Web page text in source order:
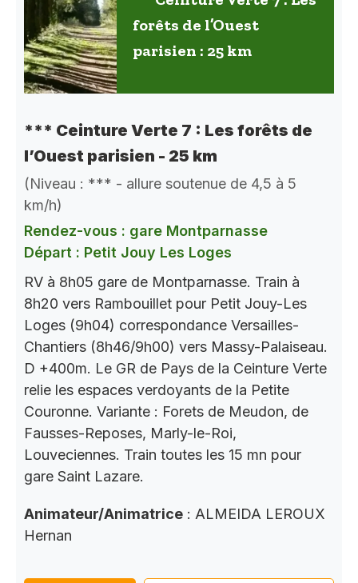
forêts de l’Ouest
parisien : 25 km
*** Ceinture Verte 7 : Les forêts de
l’Ouest parisien - 25 km
(Niveau : *** - allure soutenue de 4,5 à 5
km/h)
Rendez-vous : gare Montparnasse
Départ : Petit Jouy Les Loges
RV à 8h05 gare de Montparnasse. Train à
8h20 vers Rambouillet pour Petit Jouy-Les
Loges (9h04) correspondance Versailles-
Chantiers (8h46/9h00) vers Massy-Palaiseau.
D +400m. Le GR de Pays de la Ceinture Verte
relie les espaces verdoyants de la Petite
Couronne. Variante : Forets de Meudon, de
Fausses-Reposes, Marly-le-Roi,
Louveciennes. Train toutes les 15 mn pour
gare Saint Lazare.
Animateur/Animatrice : ALMEIDA LEROUX
Hernan